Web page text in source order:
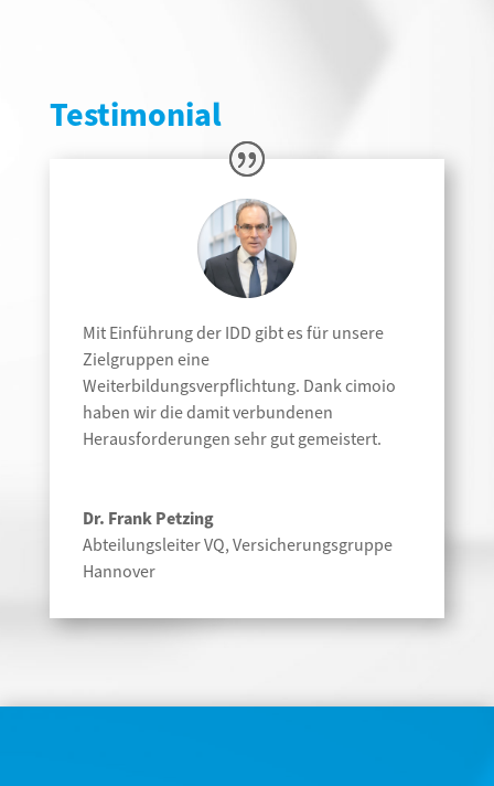
Testimonial
Mit Einführung der IDD gibt es für unsere
Zielgruppen eine
Weiterbildungsverpflichtung. Dank cimoio
haben wir die damit verbundenen
Herausforderungen sehr gut gemeistert.
Dr. Frank Petzing
Abteilungsleiter VQ,Versicherungsgruppe
Hannover